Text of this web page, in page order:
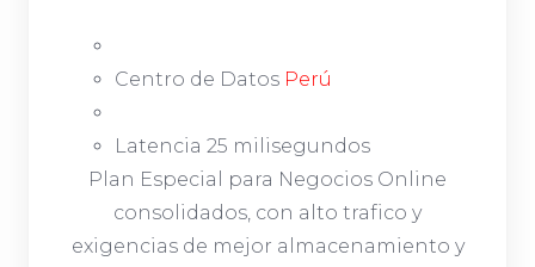
Centro de Datos Perú
Latencia 25 milisegundos
Plan Especial para Negocios Online
consolidados, con alto trafico y
exigencias de mejor almacenamiento y